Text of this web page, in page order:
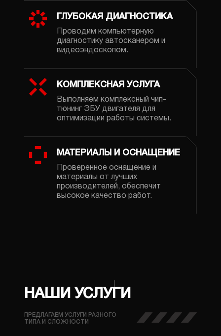
ГЛУБОКАЯ ДИАГНОСТИКА
Проводим компьютерную
диагностику автосканером и
видеоэндоскопом.
КОМПЛЕКСНАЯ УСЛУГА
Выполняем комплексный чип-
тюнинг ЭБУ двигателя для
оптимизации работы системы.
МАТЕРИАЛЫ И ОСНАЩЕНИЕ
Проверенное оснащение и
материалы от лучших
производителей, обеспечит
высокое качество работ.
НАШИ УСЛУГИ
ПРЕДЛАГАЕМ УСЛУГИ РАЗНОГО
ТИПА И СЛОЖНОСТИ